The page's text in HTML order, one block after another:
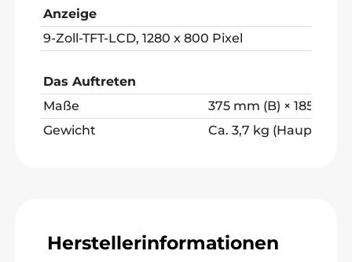
Anzeige
9-Zoll-TFT-LCD, 1280 x 800 Pixel
Das Auftreten
Maße
375 mm (B) × 185 mm
Gewicht
Ca. 3,7 kg
Herstellerinformationen